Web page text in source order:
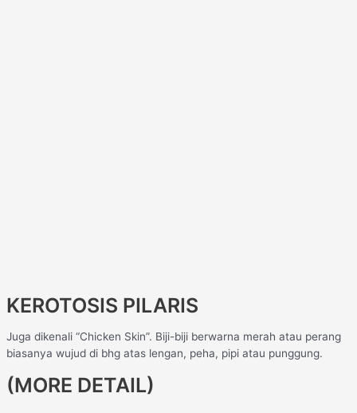
KEROTOSIS PILARIS
Juga dikenali “Chicken Skin”. Biji-biji berwarna merah atau perang
biasanya wujud di bhg atas lengan, peha, pipi atau punggung.
(MORE DETAIL)